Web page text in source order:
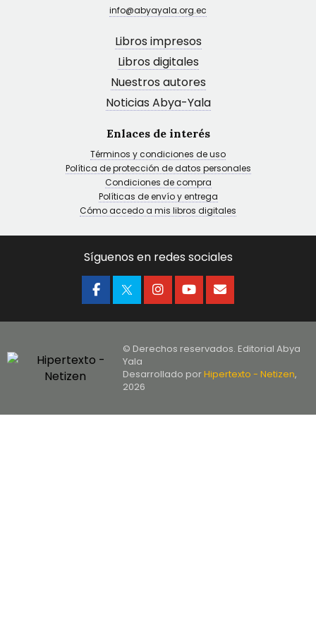
info@abyayala.org.ec
Libros impresos
Libros digitales
Nuestros autores
Noticias Abya-Yala
Enlaces de interés
Términos y condiciones de uso
Política de protección de datos personales
Condiciones de compra
Políticas de envío y entrega
Cómo accedo a mis libros digitales
Síguenos en redes sociales
© Derechos reservados. Editorial Abya
Yala
Desarrollado porHipertexto - Netizen,
2026